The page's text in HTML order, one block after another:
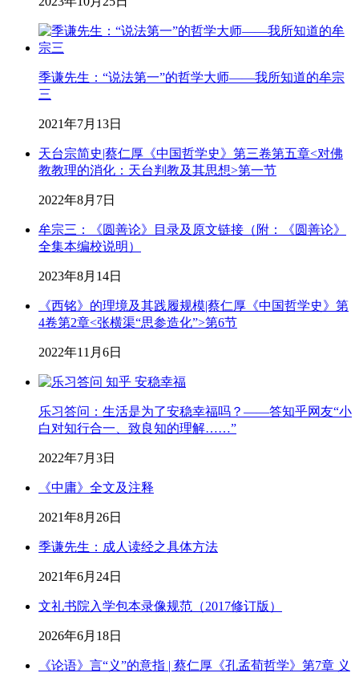
季谦先生：“说法第一”的哲学大师——我所知道的牟宗
三
2021年7月13日
天台宗简史|蔡仁厚《中国哲学史》第三卷第五章<对佛
教教理的消化：天台判教及其思想>第一节
2022年8月7日
牟宗三：《圆善论》目录及原文链接（附：《圆善论》
全集本编校说明）
2023年8月14日
《西铭》的理境及其践履规模|蔡仁厚《中国哲学史》第
4卷第2章<张横渠“思参造化”>第6节
2022年11月6日
乐习答问：生活是为了安稳幸福吗？——答知乎网友“小
白对知行合一、致良知的理解……”
2022年7月3日
《中庸》全文及注释
2021年8月26日
季谦先生：成人读经之具体方法
2021年6月24日
文礼书院入学包本录像规范（2017修订版）
2026年6月18日
《论语》言“义”的意指 | 蔡仁厚《孔孟荀哲学》第7章 义